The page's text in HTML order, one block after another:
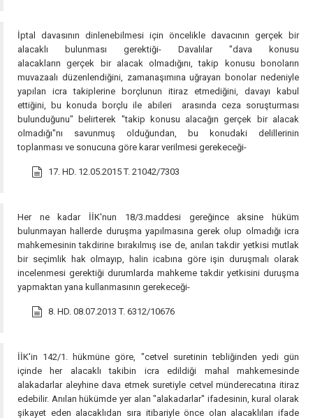
İptal davasının dinlenebilmesi için öncelikle davacının gerçek bir
alacaklı bulunması gerektiği- Davalılar "dava konusu
alacakların gerçek bir alacak olmadığını, takip konusu bonoların
muvazaalı düzenlendiğini, zamanaşımına uğrayan bonolar nedeniyle
yapılan icra takiplerine borçlunun itiraz etmediğini, davayı kabul
ettiğini, bu konuda borçlu ile abileri arasında ceza soruşturması
bulunduğunu" belirterek "takip konusu alacağın gerçek bir alacak
olmadığı"nı savunmuş olduğundan, bu konudaki delillerinin
toplanması ve sonucuna göre karar verilmesi gerekeceği-
17. HD. 12.05.2015 T. 21042/7303
Her ne kadar İİK'nun 18/3.maddesi gereğince aksine hüküm
bulunmayan hallerde duruşma yapılmasına gerek olup olmadığı icra
mahkemesinin takdirine bırakılmış ise de, anılan takdir yetkisi mutlak
bir seçimlik hak olmayıp, halin icabına göre işin duruşmalı olarak
incelenmesi gerektiği durumlarda mahkeme takdir yetkisini duruşma
yapmaktan yana kullanmasının gerekeceği-
8. HD. 08.07.2013 T. 6312/10676
İİK'in 142/1. hükmüne göre, "cetvel suretinin tebliğinden yedi gün
içinde her alacaklı takibin icra edildiği mahal mahkemesinde
alakadarlar aleyhine dava etmek suretiyle cetvel münderecatına itiraz
edebilir. Anılan hükümde yer alan "alakadarlar" ifadesinin, kural olarak
şikayet eden alacaklıdan sıra itibariyle önce olan alacaklıları ifade